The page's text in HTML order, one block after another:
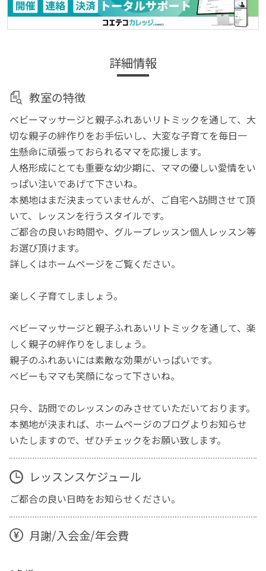
詳細情報
教室の特徴
ベビーマッサージと親子ふれあいリトミックを通して、大
切な親子の絆作りをお手伝いし、大変な子育てを毎日一
生懸命に頑張っておられるママを応援します。
人格形成にとても重要な幼少期に、ママの優しい愛情をい
っぱい注いであげて下さいね。
本拠地はまだ決まっていませんが、ご自宅へ訪問させて頂
いて、レッスンを行うスタイルです。
ご都合の良いお時間や、グループレッスン個人レッスン等
お選び頂けます。
詳しくはホームページをご覧ください。
楽しく子育てしましょう。
ベビーマッサージと親子ふれあいリトミックを通して、楽
しく親子の絆作りをしましょう。
親子のふれあいには素敵な効果がいっぱいです。
ベビーもママも笑顔になって下さいね。
只今、訪問でのレッスンのみさせていただいております。
本拠地が決まれば、ホームページのブログよりお知らせ
いたしますので、ぜひチェックをお願い致します。
レッスンスケジュール
ご都合の良い日時をお知らせください。
月謝/入会金/年会費